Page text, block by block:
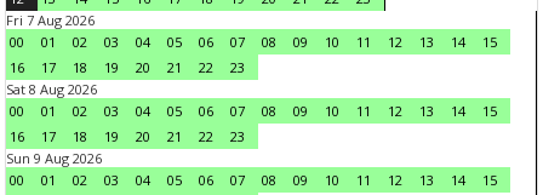
Fri 7 Aug 2026
00
01 02 03 04 05 06 07 08 09 10 11 12 13 14
15
16
17 18 19 20 21 22
23
Sat 8 Aug 2026
00
01 02 03 04 05 06 07 08 09 10 11 12 13 14
15
16
17 18 19 20 21 22
23
Sun 9 Aug 2026
00
01 02 03 04 05 06 07 08 09 10 11 12 13 14
15